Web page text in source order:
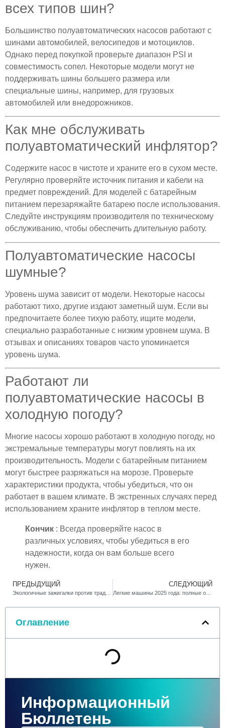
всех типов шин?
Большинство полуавтоматических насосов работают с
шинами автомобилей, велосипедов и мотоциклов.
Однако перед покупкой проверьте диапазон PSI и
совместимость сопел. Некоторые модели могут не
поддерживать шины большего размера или
специальные шины, например, для грузовых
автомобилей или внедорожников.
Как мне обслуживать
полуавтоматический инфлятор?
Содержите насос в чистоте и храните его в сухом месте.
Регулярно проверяйте источник питания и кабели на
предмет повреждений. Для моделей с батарейным
питанием перезаряжайте батарею после использования.
Следуйте инструкциям производителя по техническому
обслуживанию, чтобы обеспечить длительную работу.
Полуавтоматические насосы
шумные?
Уровень шума зависит от модели. Некоторые насосы
работают тихо, другие издают заметный шум. Если вы
предпочитаете более тихую работу, ищите модели,
специально разработанные с низким уровнем шума. В
отзывах и описаниях товаров часто упоминается
уровень шума.
Работают ли
полуавтоматические насосы в
холодную погоду?
Многие насосы хорошо работают в холодную погоду, но
экстремальные температуры могут повлиять на их
производительность. Модели с батарейным питанием
могут быстрее разряжаться на морозе. Проверьте
характеристики продукта, чтобы убедиться, что он
работает в вашем климате. В экстренных случаях перед
использованием храните инфлятор в теплом месте.
Кончик : Всегда проверяйте насос в
различных условиях, чтобы убедиться в его
надежности, когда он вам больше всего
нужен.
ПРЕДЫДУЩИЙ СЛЕДУЮЩИЙ
Легкие машины 2025 года: полные обновления, которые вам понравятся
Оглавление
Информационный
Бюллетень